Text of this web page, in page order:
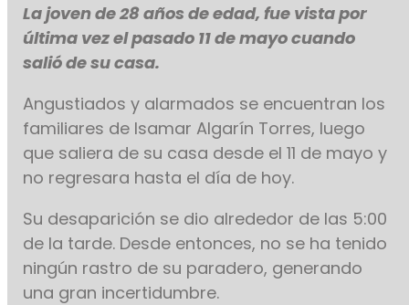
La joven de 28 años de edad, fue vista por
última vez el pasado 11 de mayo cuando
salió de su casa.
Angustiados y alarmados se encuentran los
familiares de Isamar Algarín Torres, luego
que saliera de su casa desde el 11 de mayo y
no regresara hasta el día de hoy.
Su desaparición se dio alrededor de las 5:00
de la tarde. Desde entonces, no se ha tenido
ningún rastro de su paradero, generando
una gran incertidumbre.